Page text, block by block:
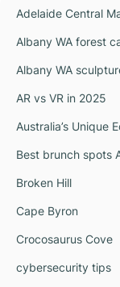
Adelaide Central
Albany WA forest
Albany WA
AR vs VR in 2025
Australia’s Unique
Best brunch spots
Broken Hill
Cape Byron
Crocosaurus Cove
cybersecurity tips